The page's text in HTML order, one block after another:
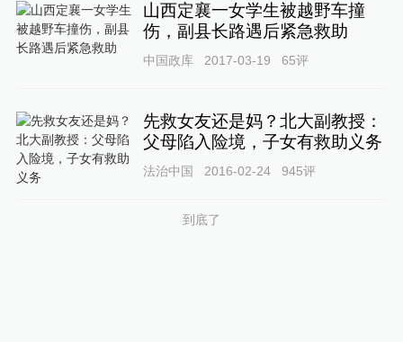
山西定襄一女学生被越野车撞
伤，副县长路遇后紧急救助
中国政库 2017-03-19 65评
先救女友还是妈？北大副教授：
父母陷入险境，子女有救助义务
法治中国 2016-02-24 945评
到底了